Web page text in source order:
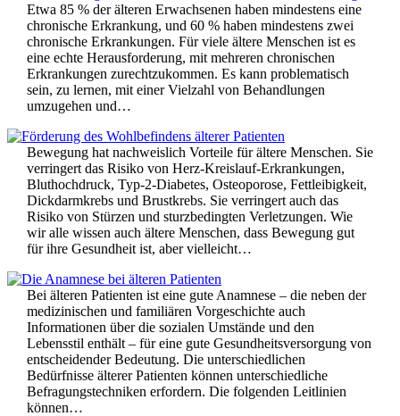
Etwa 85 % der älteren Erwachsenen haben mindestens eine
chronische Erkrankung, und 60 % haben mindestens zwei
chronische Erkrankungen. Für viele ältere Menschen ist es
eine echte Herausforderung, mit mehreren chronischen
Erkrankungen zurechtzukommen. Es kann problematisch
sein, zu lernen, mit einer Vielzahl von Behandlungen
umzugehen und…
Bewegung hat nachweislich Vorteile für ältere Menschen. Sie
verringert das Risiko von Herz-Kreislauf-Erkrankungen,
Bluthochdruck, Typ-2-Diabetes, Osteoporose, Fettleibigkeit,
Dickdarmkrebs und Brustkrebs. Sie verringert auch das
Risiko von Stürzen und sturzbedingten Verletzungen. Wie
wir alle wissen auch ältere Menschen, dass Bewegung gut
für ihre Gesundheit ist, aber vielleicht…
Bei älteren Patienten ist eine gute Anamnese – die neben der
medizinischen und familiären Vorgeschichte auch
Informationen über die sozialen Umstände und den
Lebensstil enthält – für eine gute Gesundheitsversorgung von
entscheidender Bedeutung. Die unterschiedlichen
Bedürfnisse älterer Patienten können unterschiedliche
Befragungstechniken erfordern. Die folgenden Leitlinien
können…